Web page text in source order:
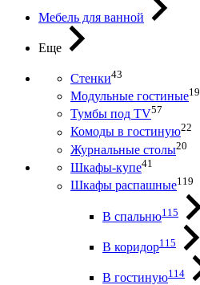
Мебель для ванной
Еще
Стенки43
Модульные гостиные19
Тумбы под ТV57
Комоды в гостиную22
Журнальные столы20
Шкафы-купе41
Шкафы распашные119
В спальню115
В коридор115
В гостиную114